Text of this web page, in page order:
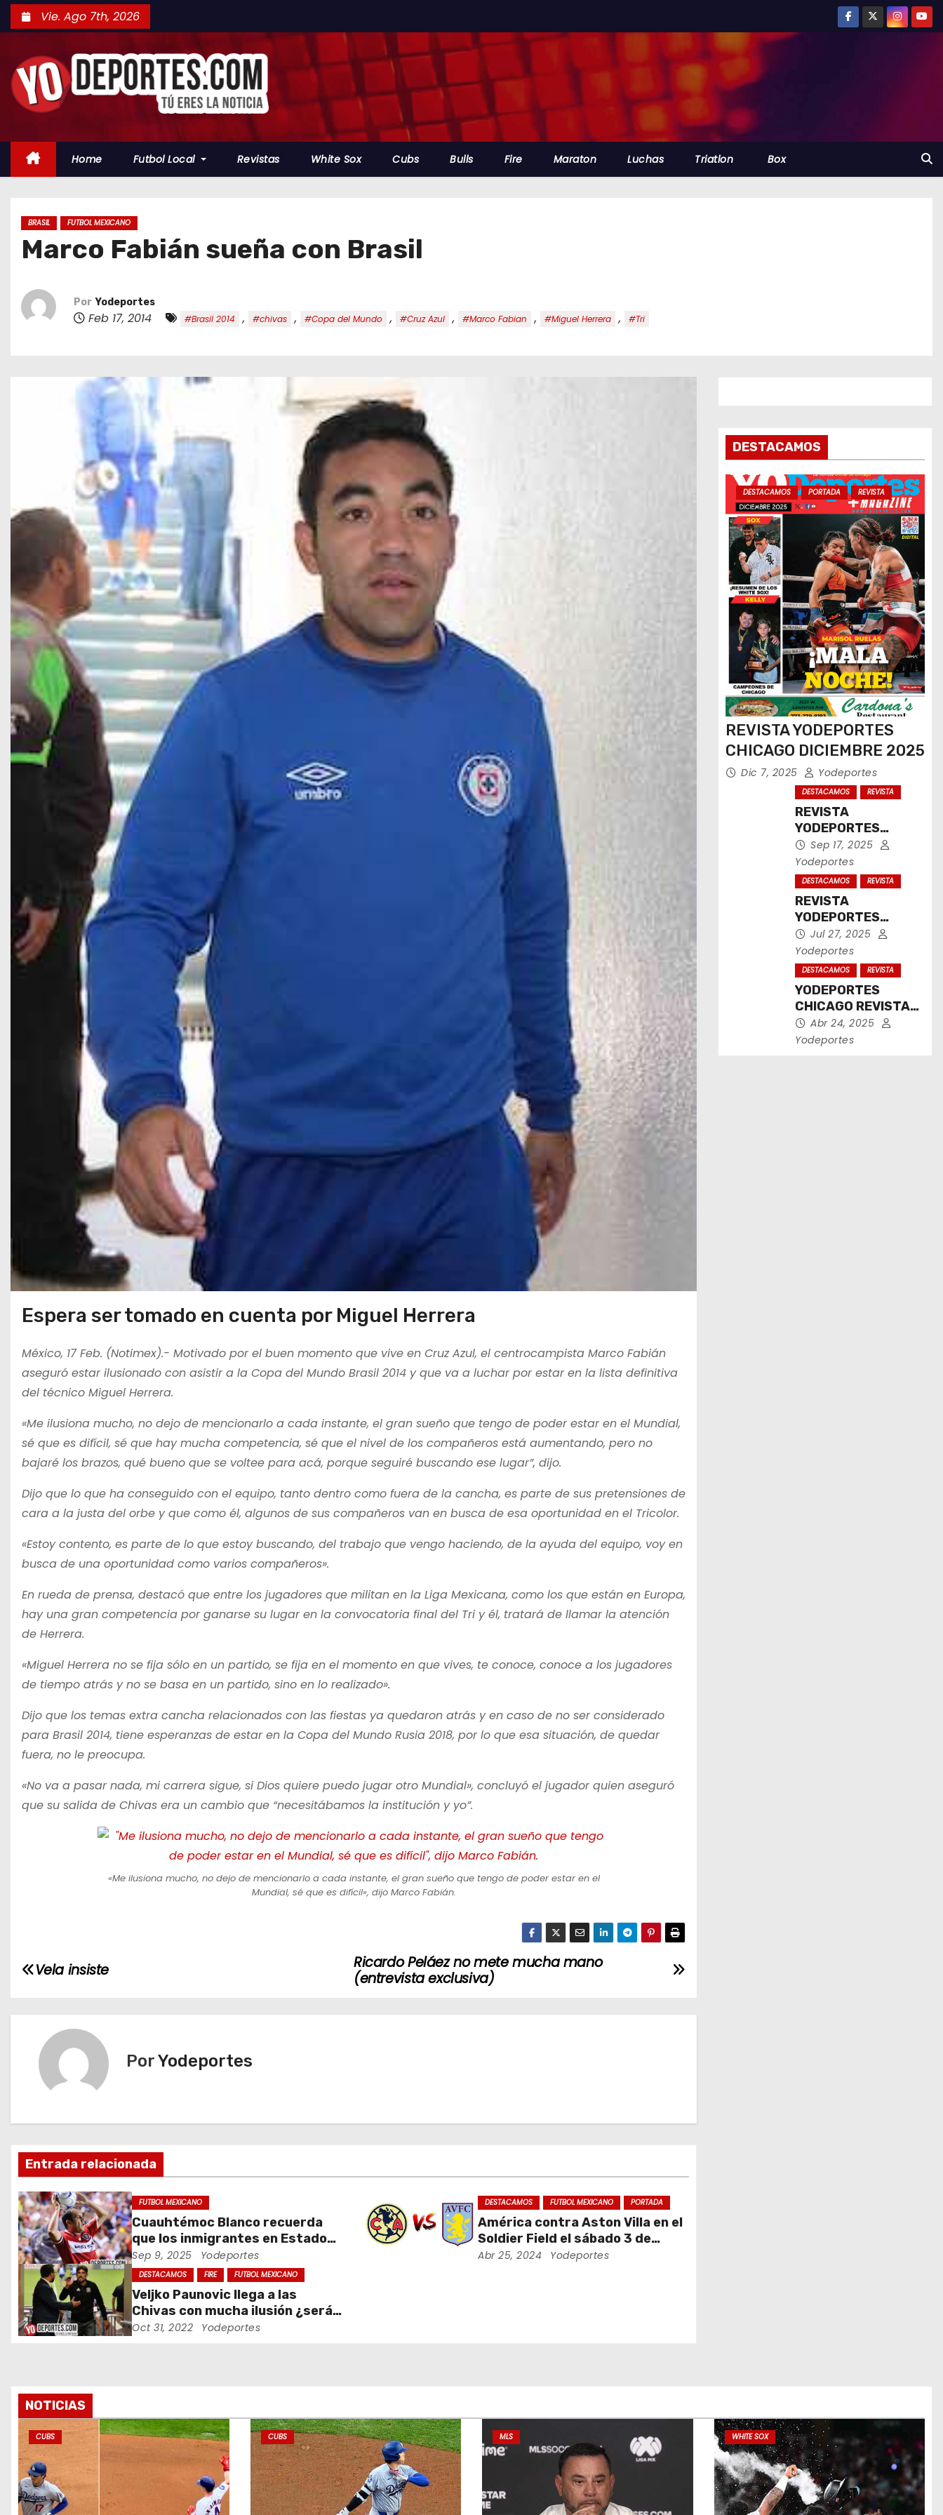
a
l
Vie. Ago 7th, 2026
Home Futbol Local Revistas White Sox Cubs Bulls Fire Maraton Luchas Triatlon Box
BRASIL FUTBOL MEXICANO
Marco Fabián sueña con Brasil
Por Yodeportes
Feb 17, 2014 #Brasil 2014 , #chivas , #Copa del Mundo , #Cruz Azul , #Marco Fabian , #Miguel Herrera , #Tri
Espera ser tomado en cuenta por Miguel Herrera
México, 17 Feb. (Notimex).- Motivado por el buen momento que vive en Cruz Azul, el centrocampista Marco Fabián
aseguró estar ilusionado con asistir a la Copa del Mundo Brasil 2014 y que va a luchar por estar en la lista definitiva
del técnico Miguel Herrera.
«Me ilusiona mucho, no dejo de mencionarlo a cada instante, el gran sueño que tengo de poder estar en el Mundial,
sé que es difícil, sé que hay mucha competencia, sé que el nivel de los compañeros está aumentando, pero no
bajaré los brazos, qué bueno que se voltee para acá, porque seguiré buscando ese lugar”, dijo.
Dijo que lo que ha conseguido con el equipo, tanto dentro como fuera de la cancha, es parte de sus pretensiones de
cara a la justa del orbe y que como él, algunos de sus compañeros van en busca de esa oportunidad en el Tricolor.
«Estoy contento, es parte de lo que estoy buscando, del trabajo que vengo haciendo, de la ayuda del equipo, voy en
busca de una oportunidad como varios compañeros».
En rueda de prensa, destacó que entre los jugadores que militan en la Liga Mexicana, como los que están en Europa,
hay una gran competencia por ganarse su lugar en la convocatoria final del Tri y él, tratará de llamar la atención
de Herrera.
«Miguel Herrera no se fija sólo en un partido, se fija en el momento en que vives, te conoce, conoce a los jugadores
de tiempo atrás y no se basa en un partido, sino en lo realizado».
Dijo que los temas extra cancha relacionados con las fiestas ya quedaron atrás y en caso de no ser considerado
para Brasil 2014, tiene esperanzas de estar en la Copa del Mundo Rusia 2018, por lo que esa situación, de quedar
fuera, no le preocupa.
«No va a pasar nada, mi carrera sigue, si Dios quiere puedo jugar otro Mundial», concluyó el jugador quien aseguró
que su salida de Chivas era un cambio que “necesitábamos la institución y yo”.
«Me ilusiona mucho, no dejo de mencionarlo a cada instante, el gran sueño que tengo de poder estar en el
Mundial, sé que es difícil», dijo Marco Fabián.
N
i
ó
n
d
e
e
r
a
d
a
Ricardo Peláez no mete mucha mano
(entrevista exclusiva)
Vela insiste
PorYodeportes
Entrada relacionada
FUTBOL MEXICANO
Cuauhtémoc Blanco recuerda
que los inmigrantes en Estados
Unidos son gente trabajadora
Sep 9, 2025 Yodeportes
DESTACAMOS FUTBOL MEXICANO PORTADA
América contra Aston Villa en el
Soldier Field el sábado 3 de
agosto
Abr 25, 2024 Yodeportes
DESTACAMOS FIRE FUTBOL MEXICANO
Veljko Paunovic llega a las
Chivas con mucha ilusión ¿será
suficiente?
Oct 31, 2022 Yodeportes
DESTACAMOS
DESTACAMOS PORTADA REVISTA
REVISTA YODEPORTES
CHICAGO DICIEMBRE 2025
Dic 7, 2025 Yodeportes
DESTACAMOS REVISTA
REVISTA
YODEPORTES
CHICAGO
SEPTIEMBRE 2025
Sep 17, 2025
Yodeportes
DESTACAMOS REVISTA
REVISTA
YODEPORTES
CHICAGO JULIO
2025
Jul 27, 2025
Yodeportes
DESTACAMOS REVISTA
YODEPORTES
CHICAGO REVISTA
IMPRESA ABRIL
2025
Abr 24, 2025
Yodeportes
NOTICIAS
CUBS CUBS MLS WHITE SOX